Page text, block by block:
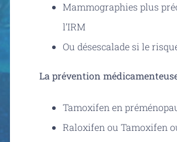
Mammographies plus
l’IRM
Ou désescalade si le
La prévention
Tamoxifen en
Raloxifen ou Tamoxifen